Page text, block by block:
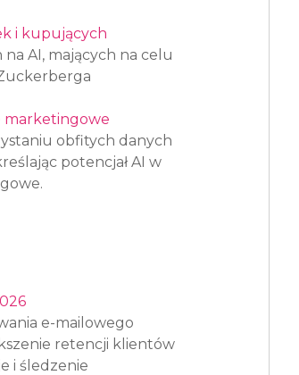
i kupujących
AI, mających na celu
marketingowe
obfitych danych
potencjał AI w
e-mailowego
retencji klientów
i śledzenie